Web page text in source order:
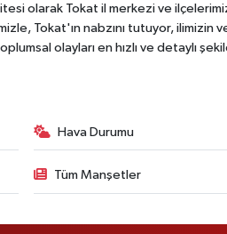
olarak Tokat il merkezi ve
Tokat'ın nabzını tutuyor,
olayları en hızlı ve detaylı
Hava Durumu
Tüm Manşetler